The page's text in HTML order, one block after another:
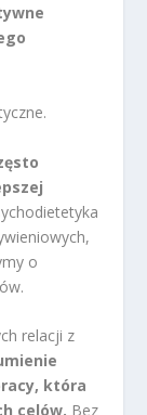
o
relacji z
która
celów. Bez